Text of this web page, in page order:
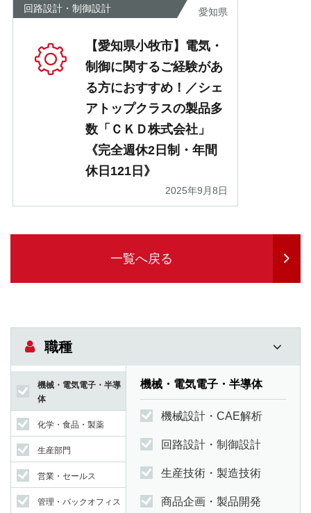
回路設計・制御設計 愛知県
【愛知県小牧市】電気・
制御に関するご経験があ
る方におすすめ！／シェ
アトップクラスの製品多
数「ＣＫＤ株式会社」
《完全週休2日制・年間
休日121日》
2025年9月8日
一覧へ戻る
職種
機械・電気電子・半導
体
化学・食品・製薬
生産部門
営業・セールス
管理・バックオフィス
機械・電気電子・半導体
機械設計・CAE解析
回路設計・制御設計
生産技術・製造技術
商品企画・製品開発